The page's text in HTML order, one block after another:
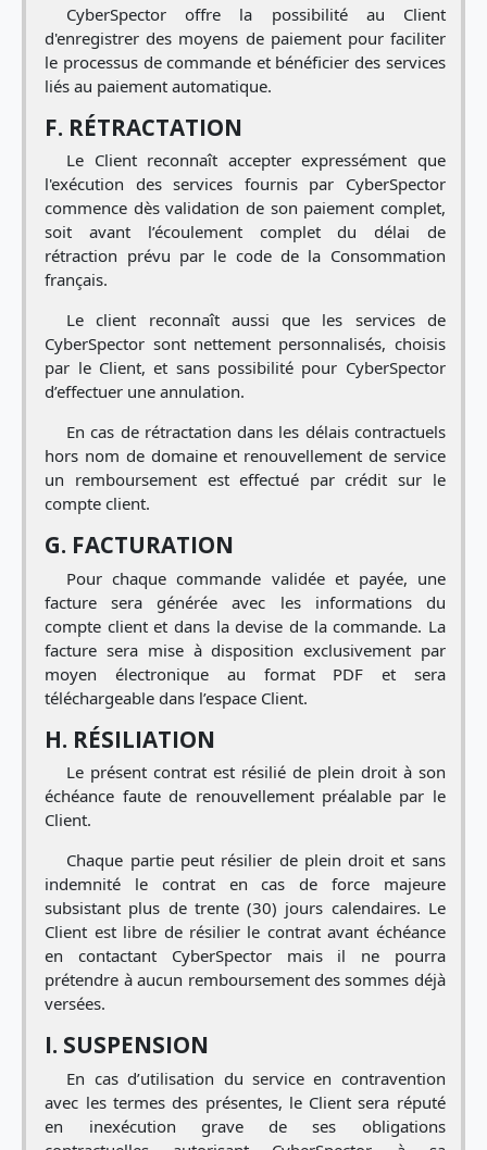
CyberSpector offre la possibilité au Client
d'enregistrer des moyens de paiement pour faciliter
le processus de commande et bénéficier des services
liés au paiement automatique.
F. RÉTRACTATION
Le Client reconnaît accepter expressément que
l'exécution des services fournis par CyberSpector
commence dès validation de son paiement complet,
soit avant l’écoulement complet du délai de
rétraction prévu par le code de la Consommation
français.
Le client reconnaît aussi que les services de
CyberSpector sont nettement personnalisés, choisis
par le Client, et sans possibilité pour CyberSpector
d’effectuer une annulation.
En cas de rétractation dans les délais contractuels
hors nom de domaine et renouvellement de service
un remboursement est effectué par crédit sur le
compte client.
G. FACTURATION
Pour chaque commande validée et payée, une
facture sera générée avec les informations du
compte client et dans la devise de la commande. La
facture sera mise à disposition exclusivement par
moyen électronique au format PDF et sera
téléchargeable dans l’espace Client.
H. RÉSILIATION
Le présent contrat est résilié de plein droit à son
échéance faute de renouvellement préalable par le
Client.
Chaque partie peut résilier de plein droit et sans
indemnité le contrat en cas de force majeure
subsistant plus de trente (30) jours calendaires. Le
Client est libre de résilier le contrat avant échéance
en contactant CyberSpector mais il ne pourra
prétendre à aucun remboursement des sommes déjà
versées.
I. SUSPENSION
En cas d’utilisation du service en contravention
avec les termes des présentes, le Client sera réputé
en inexécution grave de ses obligations